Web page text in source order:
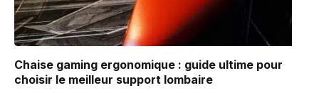
Chaise gaming ergonomique : guide ultime pour
choisir le meilleur support lombaire